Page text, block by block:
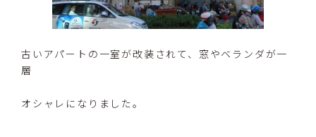
古いアパートの一室が改装されて、窓やベランダが一
層
オシャレになりました。